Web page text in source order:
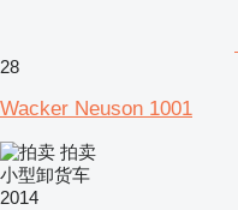
28
Wacker Neuson 1001
拍卖
小型卸货车
2014